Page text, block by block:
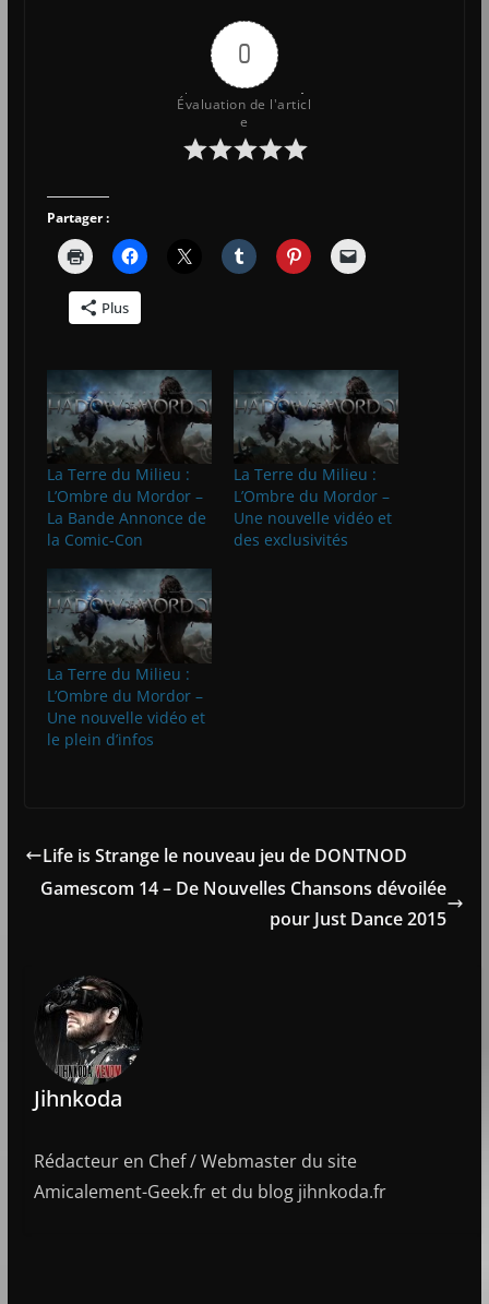
0
Évaluation de l'articl
e
Partager :
Plus
La Terre du Milieu :
L’Ombre du Mordor –
La Bande Annonce de
la Comic-Con
La Terre du Milieu :
L’Ombre du Mordor –
Une nouvelle vidéo et
des exclusivités
La Terre du Milieu :
L’Ombre du Mordor –
Une nouvelle vidéo et
le plein d’infos
Life is Strange le nouveau jeu de DONTNOD
Gamescom 14 – De Nouvelles Chansons dévoilée
pour Just Dance 2015
Jihnkoda
Rédacteur en Chef / Webmaster du site
Amicalement-Geek.fr et du blog jihnkoda.fr